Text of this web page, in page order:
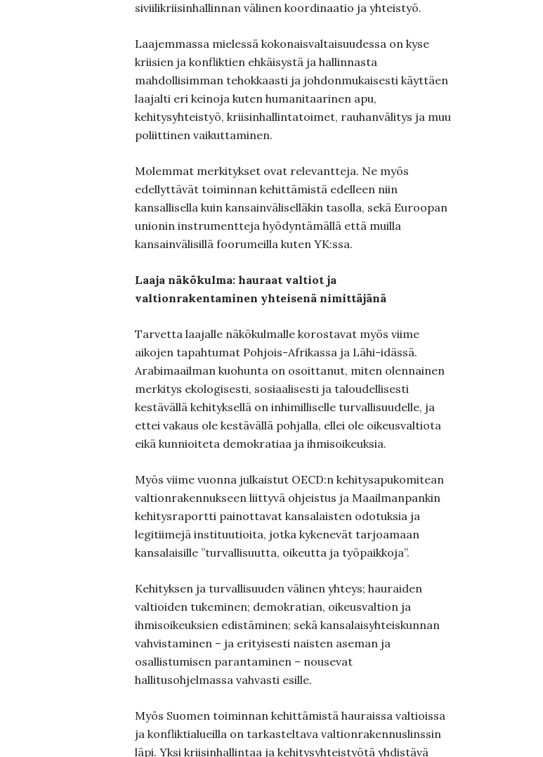
siviilikriisinhallinnan välinen koordinaatio ja yhteistyö.
Laajemmassa mielessä kokonaisvaltaisuudessa on kyse
kriisien ja konfliktien ehkäisystä ja hallinnasta
mahdollisimman tehokkaasti ja johdonmukaisesti käyttäen
laajalti eri keinoja kuten humanitaarinen apu,
kehitysyhteistyö, kriisinhallintatoimet, rauhanvälitys ja muu
poliittinen vaikuttaminen.
Molemmat merkitykset ovat relevantteja. Ne myös
edellyttävät toiminnan kehittämistä edelleen niin
kansallisella kuin kansainväliselläkin tasolla, sekä Euroopan
unionin instrumentteja hyödyntämällä että muilla
kansainvälisillä foorumeilla kuten YK:ssa.
Laaja näkökulma: hauraat valtiot ja
valtionrakentaminen yhteisenä nimittäjänä
Tarvetta laajalle näkökulmalle korostavat myös viime
aikojen tapahtumat Pohjois-Afrikassa ja Lähi-idässä.
Arabimaailman kuohunta on osoittanut, miten olennainen
merkitys ekologisesti, sosiaalisesti ja taloudellisesti
kestävällä kehityksellä on inhimilliselle turvallisuudelle, ja
ettei vakaus ole kestävällä pohjalla, ellei ole oikeusvaltiota
eikä kunnioiteta demokratiaa ja ihmisoikeuksia.
Myös viime vuonna julkaistut OECD:n kehitysapukomitean
valtionrakennukseen liittyvä ohjeistus ja Maailmanpankin
kehitysraportti painottavat kansalaisten odotuksia ja
legitiimejä instituutioita, jotka kykenevät tarjoamaan
kansalaisille ”turvallisuutta, oikeutta ja työpaikkoja”.
Kehityksen ja turvallisuuden välinen yhteys; hauraiden
valtioiden tukeminen; demokratian, oikeusvaltion ja
ihmisoikeuksien edistäminen; sekä kansalaisyhteiskunnan
vahvistaminen – ja erityisesti naisten aseman ja
osallistumisen parantaminen – nousevat
hallitusohjelmassa vahvasti esille.
Myös Suomen toiminnan kehittämistä hauraissa valtioissa
ja konfliktialueilla on tarkasteltava valtionrakennuslinssin
läpi. Yksi kriisinhallintaa ja kehitysyhteistyötä yhdistävä